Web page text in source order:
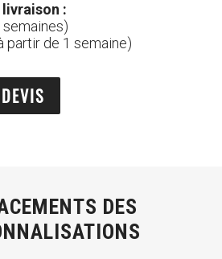
livraison :
partir de 1 semaine)
DES